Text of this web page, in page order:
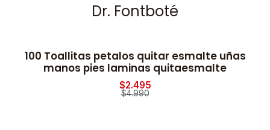
Dr. Fontboté
-50% OFF
100 Toallitas petalos quitar esmalte uñas
manos pies laminas quitaesmalte
$2.495
$4.990